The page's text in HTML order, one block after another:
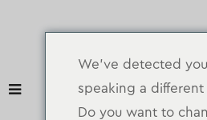
We've detected
speaking a
Do you want to